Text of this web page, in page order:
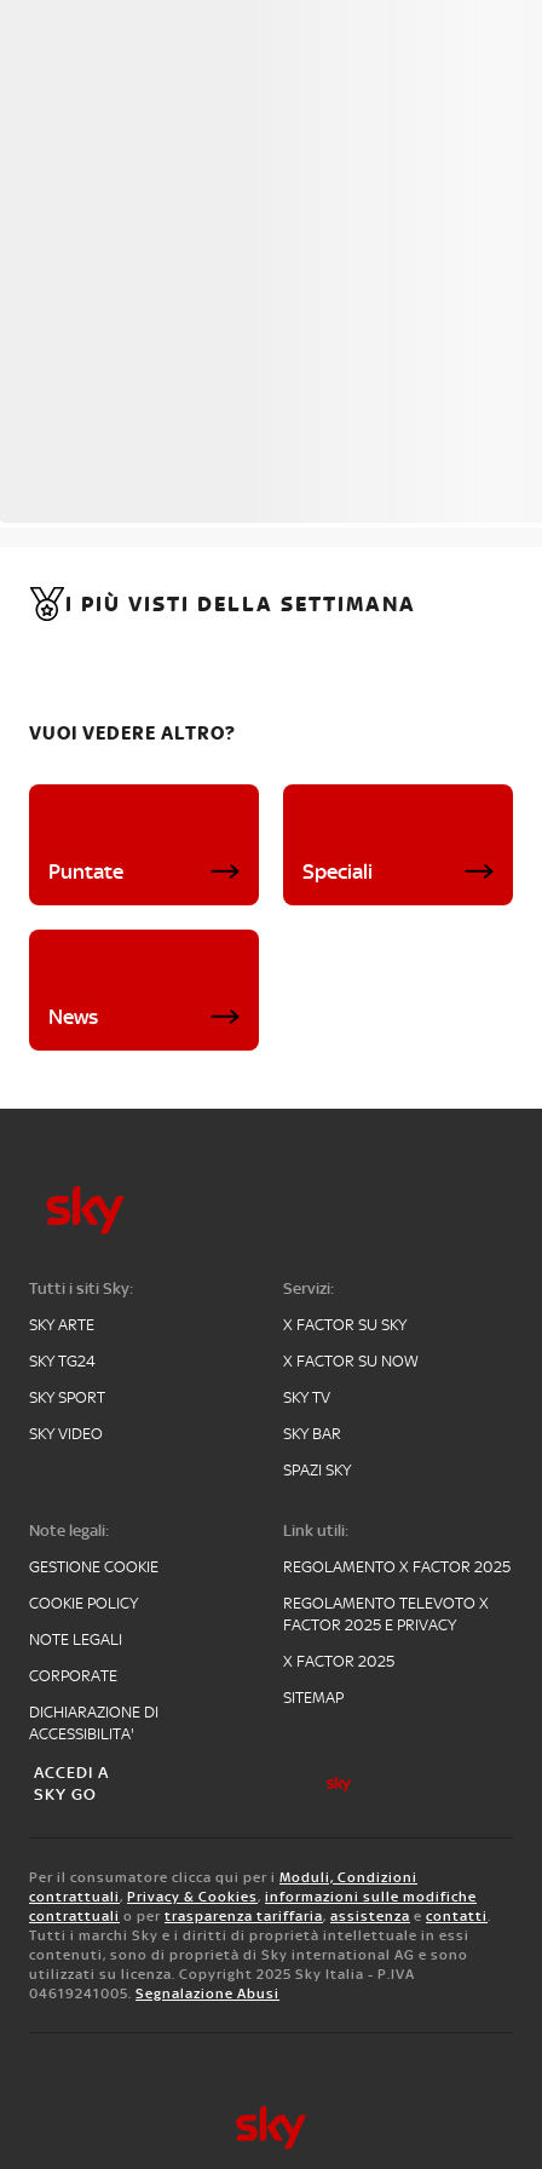
I PIÙ VISTI DELLA SETTIMANA
VUOI VEDERE ALTRO?
Puntate Speciali
News
Tutti i siti Sky:
SKY ARTE
SKY TG24
SKY SPORT
SKY VIDEO
Servizi:
X FACTOR SU SKY
X FACTOR SU NOW
SKY TV
SKY BAR
SPAZI SKY
Note legali:
GESTIONE COOKIE
COOKIE POLICY
NOTE LEGALI
CORPORATE
DICHIARAZIONE DI
ACCESSIBILITA'
Link utili:
REGOLAMENTO X FACTOR 2025
REGOLAMENTO TELEVOTO X
FACTOR 2025 E PRIVACY
X FACTOR 2025
SITEMAP
ACCEDI A
SKY GO
Per il consumatore clicca qui per i Moduli, Condizioni
contrattuali, Privacy & Cookies, informazioni sulle modifiche
contrattuali o per trasparenza tariffaria, assistenza e contatti.
Tutti i marchi Sky e i diritti di proprietà intellettuale in essi
contenuti, sono di proprietà di Sky international AG e sono
utilizzati su licenza. Copyright 2025 Sky Italia - P.IVA
04619241005. Segnalazione Abusi